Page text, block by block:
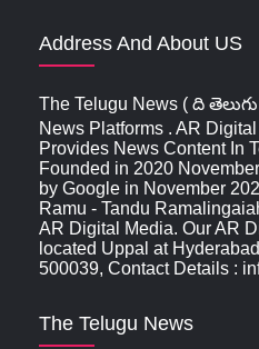
Address And About US
The Telugu News ( ది
News Platforms . AR
Provides News Content In
Founded in 2020
by Google in November
Ramu - Tandu
AR Digital Media. Our AR
located Uppal at
500039, Contact Details :
The Telugu News